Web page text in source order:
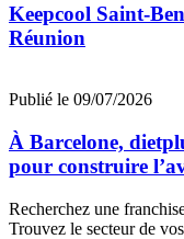
Keepcool Saint-
Réunion
Publié le 09/07/2026
À Barcelone,
pour construire
Recherchez une
Trouvez le secteur de